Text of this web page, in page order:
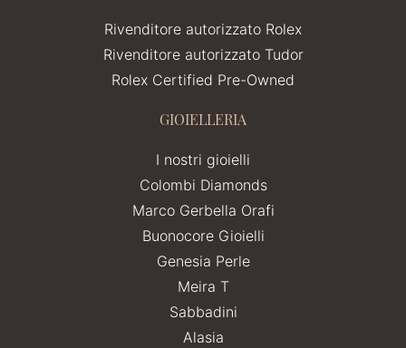
Rivenditore autorizzato Rolex
Rivenditore autorizzato Tudor
Rolex Certified Pre-Owned
GIOIELLERIA
I nostri gioielli
Colombi Diamonds
Marco Gerbella Orafi
Buonocore Gioielli
Genesia Perle
Meira T
Sabbadini
Alasia